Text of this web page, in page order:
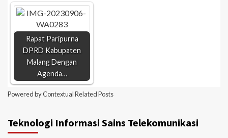
Rapat Paripurna
DPRD Kabupaten
Malang Dengan
Agenda…
Powered byContextual Related Posts
Teknologi Informasi Sains Telekomunikasi